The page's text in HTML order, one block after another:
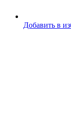
Добавить в